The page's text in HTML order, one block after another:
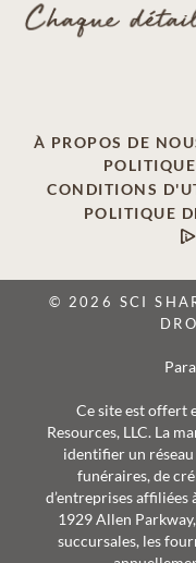
À PROPOS DE
CONDITIONS
POLITIQUE
© 2026 SCI
Ce site est offert
Resources, LLC. La
identifier un
funéraires, de
d’entreprises
1929 Allen
succursales, les